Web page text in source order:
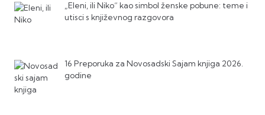
„Eleni, ili Niko“ kao simbol ženske pobune: teme i
utisci s književnog razgovora
16 Preporuka za Novosadski Sajam knjiga 2026.
godine